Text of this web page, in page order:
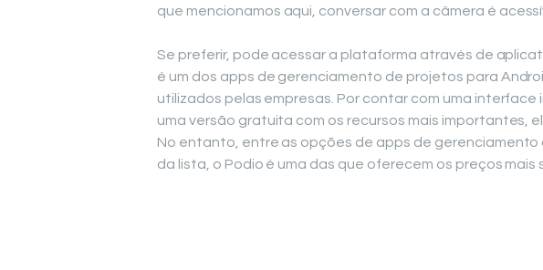
que mencionamos aqui, conversar com a câmera é
Se preferir, pode acessar a plataforma através de
é um dos apps de gerenciamento de projetos para
utilizados pelas empresas. Por contar com uma
uma versão gratuita com os recursos mais importantes,
No entanto, entre as opções de apps de gerenciamento
da lista, o Podio é uma das que oferecem os preços mais